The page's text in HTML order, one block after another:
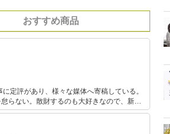
おすすめ商品
定評があり、様々な媒体へ寄稿している。
らない。散財するのも大好きなので、新し